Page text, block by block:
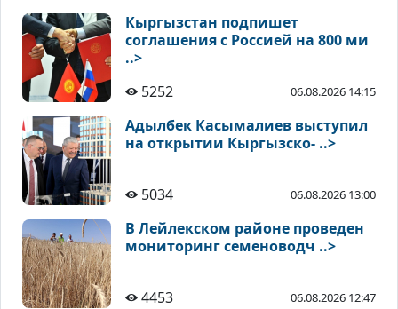
Кыргызстан подпишет
соглашения с Россией на 800 ми
..>
5252
06.08.2026 14:15
Адылбек Касымалиев выступил
на открытии Кыргызско- ..>
5034 06.08.2026 13:00
В Лейлекском районе проведен
мониторинг семеноводч ..>
4453 06.08.2026 12:47